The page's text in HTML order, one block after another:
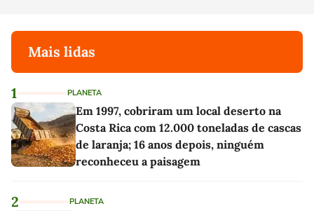
Mais lidas
1 PLANETA
Em 1997, cobriram um local deserto na
Costa Rica com 12.000 toneladas de cascas
de laranja; 16 anos depois, ninguém
reconheceu a paisagem
2 PLANETA